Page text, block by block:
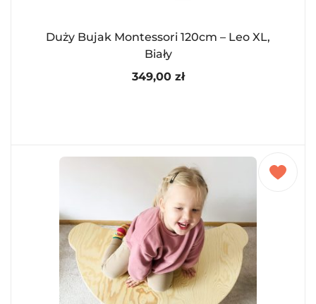
Duży Bujak Montessori 120cm – Leo XL,
Biały
349,00 zł